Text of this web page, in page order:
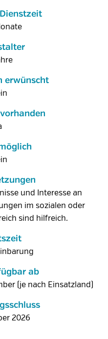
erwünscht
und Interesse an
im sozialen oder
sind hilfreich.
ab
(je nach Einsatzland)
2026